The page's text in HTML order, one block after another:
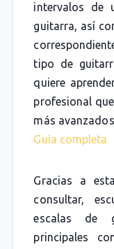
intervalos de
guitarra, así
tipo de
quiere
profesional
más
Guía completa
Gracias a
consultar,
escalas de
principales